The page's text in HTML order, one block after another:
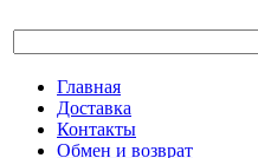
Главная
Доставка
Контакты
Обмен и возврат